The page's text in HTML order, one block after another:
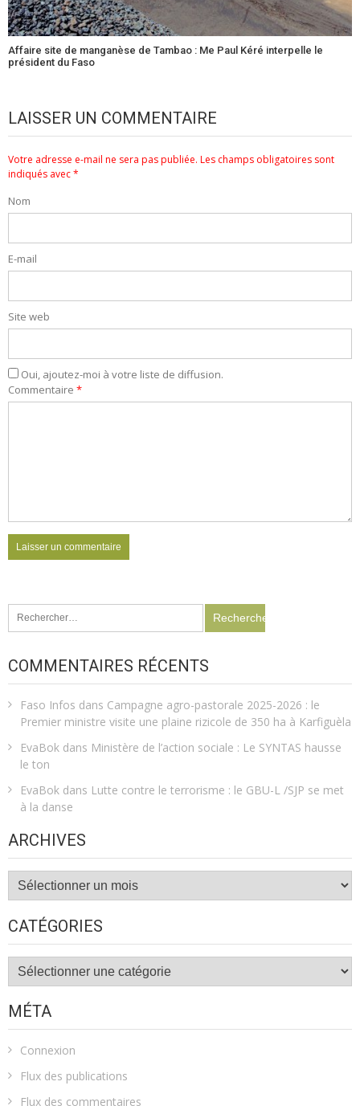
Affaire site de manganèse de Tambao : Me Paul Kéré interpelle le
président du Faso
LAISSER UN COMMENTAIRE
Votre adresse e-mail ne sera pas publiée. Les champs obligatoires sont
indiqués avec*
Nom
E-mail
Site web
Oui, ajoutez-moi à votre liste de diffusion.
Commentaire *
Rechercher :
COMMENTAIRES RÉCENTS
Faso Infos dans Campagne agro-pastorale 2025-2026 : le
Premier ministre visite une plaine rizicole de 350 ha à Karfiguèla
EvaBok dans Ministère de l’action sociale : Le SYNTAS hausse
le ton
EvaBok dans Lutte contre le terrorisme : le GBU-L /SJP se met
à la danse
ARCHIVES
Archives
CATÉGORIES
Catégories
MÉTA
Connexion
Flux des publications
Flux des commentaires